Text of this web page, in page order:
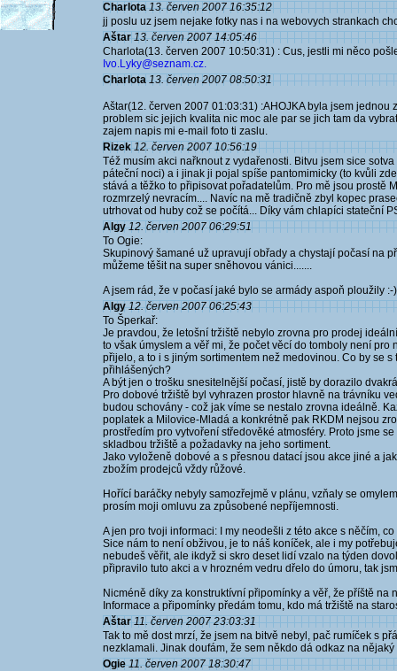
Charlota 13. červen 2007 16:35:12
jj poslu uz jsem nejake fotky nas i na webovych strankach
Aštar 13. červen 2007 14:05:46
Charlota(13. červen 2007 10:50:31) : Cus, jestli mi něco
Ivo.Lyky@seznam.cz.
Charlota 13. červen 2007 08:50:31
Aštar(12. červen 2007 01:03:31) :AHOJKA byla jsem
problem sic jejich kvalita nic moc ale par se jich tam da
zajem napis mi e-mail foto ti zaslu.
Rizek 12. červen 2007 10:56:19
Též musím akci nařknout z vydařenosti. Bitvu jsem sice
páteční noci) a i jinak ji pojal spíše pantomimicky (to kvůli
stává a těžko to připisovat pořadatelům. Pro mě jsou prostě
rozmrzelý nevracím.... Navíc na mě tradičně zbyl kopec
utrhovat od huby což se počítá... Díky vám chlapíci stateční
Algy 12. červen 2007 06:29:51
To Ogie:
Skupinový šamané už upravují obřady a chystají počasí na
můžeme těšit na super sněhovou vánici.......
A jsem rád, že v počasí jaké bylo se armády aspoň ploužily :-)
Algy 12. červen 2007 06:25:43
To Šperkař:
Je pravdou, že letošní tržiště nebylo zrovna pro prodej
to však úmyslem a věř mi, že počet věcí do tomboly není
přijelo, a to i s jiným sortimentem než medovinou. Co by se
přihlášených?
A být jen o trošku snesitelnější počasí, jistě by dorazilo
Pro dobové tržiště byl vyhrazen prostor hlavně na trávníku
budou schovány - což jak víme se nestalo zrovna ideálně.
poplatek a Milovice-Mladá a konkrétně pak RKDM nejsou
prostředím pro vytvoření středověké atmosféry. Proto jsme
skladbou tržiště a požadavky na jeho sortiment.
Jako vyloženě dobové a s přesnou datací jsou akce jiné a
zbožím prodejců vždy růžové.
Hořící baráčky nebyly samozřejmě v plánu, vzňaly se
prosím moji omluvu za způsobené nepříjemnosti.
A jen pro tvoji informaci: I my neodešli z této akce s něčím,
Sice nám to není obživou, je to náš koníček, ale i my
nebudeš věřit, ale ikdyž si skro deset lidí vzalo na týden
připravilo tuto akci a v hrozném vedru dřelo do úmoru, tak
Nicméně díky za konstruktívní připomínky a věř, že příště
Informace a připomínky předám tomu, kdo má tržiště na
Aštar 11. červen 2007 23:03:31
Tak to mě dost mrzí, že jsem na bitvě nebyl, pač rumíček s
nezklamali. Jinak doufám, že sem někdo dá odkaz na
Ogie 11. červen 2007 18:30:47